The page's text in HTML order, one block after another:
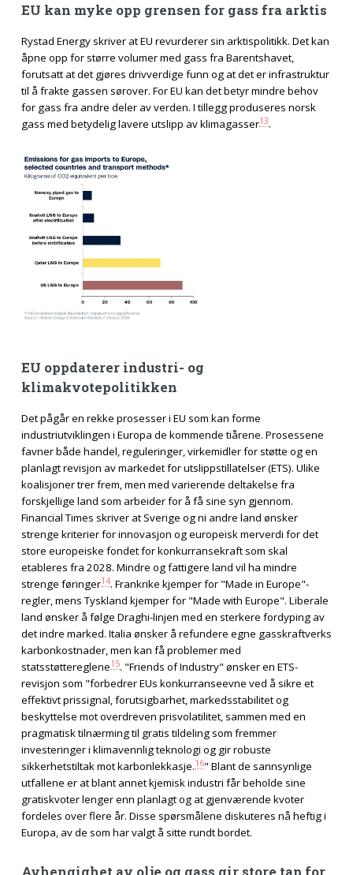
EU kan myke opp grensen for gass fra arktis
Rystad Energy skriver at EU revurderer sin arktispolitikk. Det kan
åpne opp for større volumer med gass fra Barentshavet,
forutsatt at det gjøres drivverdige funn og at det er infrastruktur
til å frakte gassen sørover. For EU kan det betyr mindre behov
for gass fra andre deler av verden. I tillegg produseres norsk
gass med betydelig lavere utslipp av klimagasser13.
EU oppdaterer industri- og
klimakvotepolitikken
Det pågår en rekke prosesser i EU som kan forme
industriutviklingen i Europa de kommende tiårene. Prosessene
favner både handel, reguleringer, virkemidler for støtte og en
planlagt revisjon av markedet for utslippstillatelser (ETS). Ulike
koalisjoner trer frem, men med varierende deltakelse fra
forskjellige land som arbeider for å få sine syn gjennom.
Financial Times skriver at Sverige og ni andre land ønsker
strenge kriterier for innovasjon og europeisk merverdi for det
store europeiske fondet for konkurransekraft som skal
etableres fra 2028. Mindre og fattigere land vil ha mindre
strenge føringer14. Frankrike kjemper for "Made in Europe"-
regler, mens Tyskland kjemper for "Made with Europe". Liberale
land ønsker å følge Draghi-linjen med en sterkere fordyping av
det indre marked. Italia ønsker å refundere egne gasskraftverks
karbonkostnader, men kan få problemer med
statsstøttereglene15. "Friends of Industry" ønsker en ETS-
revisjon som "forbedrer EUs konkurranseevne ved å sikre et
effektivt prissignal, forutsigbarhet, markedsstabilitet og
beskyttelse mot overdreven prisvolatilitet, sammen med en
pragmatisk tilnærming til gratis tildeling som fremmer
investeringer i klimavennlig teknologi og gir robuste
sikkerhetstiltak mot karbonlekkasje.16" Blant de sannsynlige
utfallene er at blant annet kjemisk industri får beholde sine
gratiskvoter lenger enn planlagt og at gjenværende kvoter
fordeles over flere år. Disse spørsmålene diskuteres nå heftig i
Europa, av de som har valgt å sitte rundt bordet.